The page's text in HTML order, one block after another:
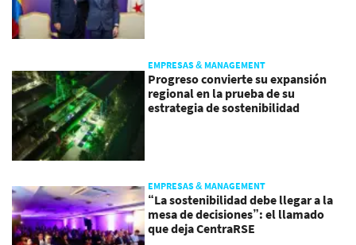
EMPRESAS & MANAGEMENT
Progreso convierte su expansión
regional en la prueba de su
estrategia de sostenibilidad
EMPRESAS & MANAGEMENT
“La sostenibilidad debe llegar a la
mesa de decisiones”: el llamado
que deja CentraRSE